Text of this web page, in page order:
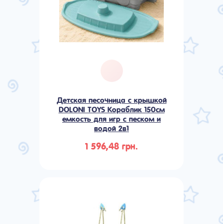
Детская песочница с крышкой
DOLONI TOYS Кораблик 150см
емкость для игр с песком и
водой 2в1
1 596,48 грн.